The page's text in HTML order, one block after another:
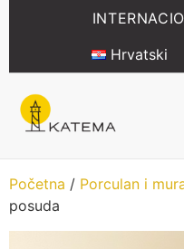
Hrvatski
Početna / Porculan i
posuda